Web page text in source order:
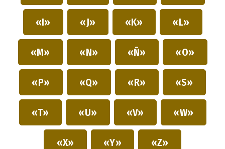
«I» «J» «K» «L»
«M» «N» «Ñ» «O»
«P» «Q» «R» «S»
«T» «U» «V» «W»
«X» «Y» «Z»